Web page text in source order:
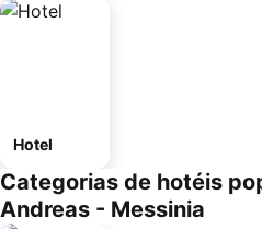
Hotel
Categorias de hotéis
Andreas - Messinia